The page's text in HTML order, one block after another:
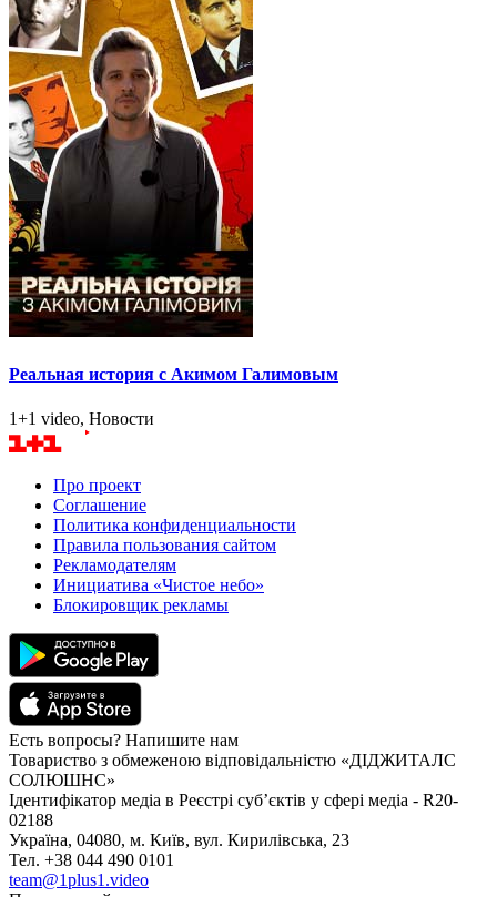
Реальная история с Акимом Галимовым
1+1 video, Новости
Про проект
Соглашение
Политика конфиденциальности
Правила пользования сайтом
Рекламодателям
Инициатива «Чистое небо»
Блокировщик рекламы
Есть вопросы? Напишите нам
Товариство з обмеженою відповідальністю «ДІДЖИТАЛС
СОЛЮШНС»
Ідентифікатор медіа в Реєстрі суб’єктів у сфері медіа - R20-
02188
Україна, 04080, м. Київ, вул. Кирилівська, 23
Тел. +38 044 490 0101
team@1plus1.video